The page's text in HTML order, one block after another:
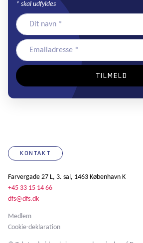
* skal udfyldes
KONTAKT
Farvergade 27 L, 3. sal, 1463 København K
+45 33 15 14 66
dfs@dfs.dk
Medlem
Cookie-deklaration